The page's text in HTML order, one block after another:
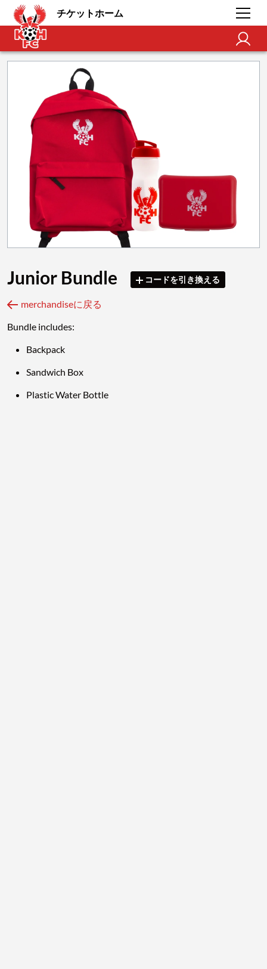
チケットホーム
Junior Bundle コードを引き換える
merchandiseに戻る
Bundle includes:
Backpack
Sandwich Box
Plastic Water Bottle